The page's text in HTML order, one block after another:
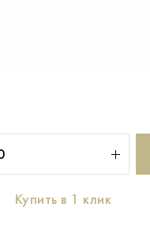
Купить в 1 клик